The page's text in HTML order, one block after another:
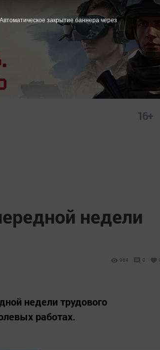
16+
недели
964 0
недели трудового
работах.
Автоматическое закрытие баннера через